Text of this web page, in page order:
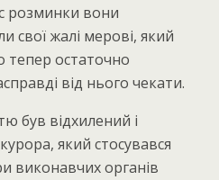
розминки вони
свої жалі мерові, який
тепер остаточно
від нього чекати.
був відхилений і
який стосувався
виконавчих органів